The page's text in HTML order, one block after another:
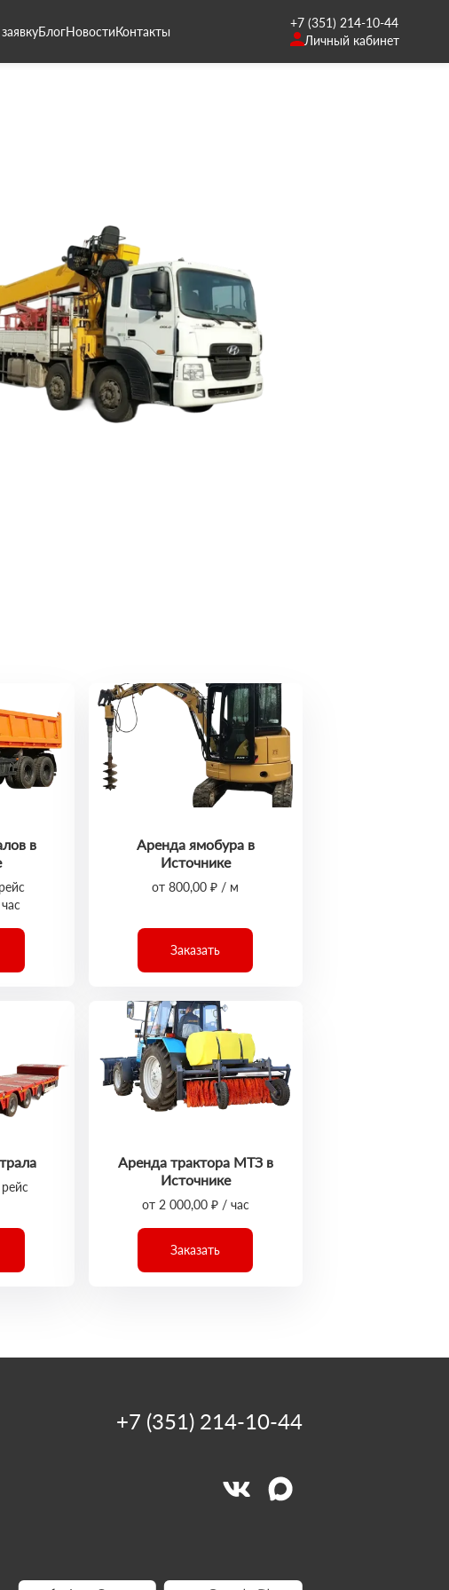
БлогНовостиКонтакты
+7 (351) 214-10-44
Личный кабинет
в
Аренда ямобура в
Источнике
от 800,00 ₽ / м
Заказать
Аренда трактора МТЗ в
Источнике
от 2 000,00 ₽ / час
Заказать
+7 (351) 214-10-44